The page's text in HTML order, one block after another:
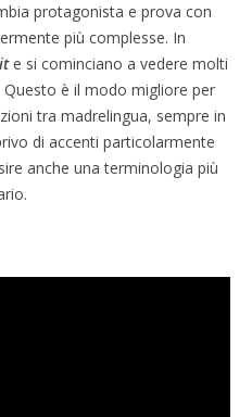
protagonista e prova con
più complesse. In
e si cominciano a vedere molti
è il modo migliore per
tra madrelingua, sempre in
di accenti particolarmente
anche una terminologia più